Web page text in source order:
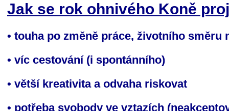
Jak se rok ohnivého Koně
• touha po změně práce, životního směru
• víc cestování (i spontánního)
• větší kreativita a odvaha riskovat
• potřeba svobody ve vztazích